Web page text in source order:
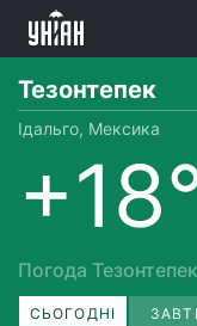
Тезонтепек
Ідальго, Мексика
Погода Тезонтепек
СЬОГОДНІ